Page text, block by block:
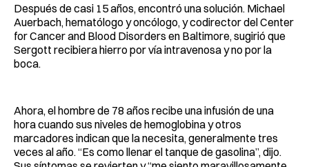
Después de casi 15 años, encontró una solución. Michael
Auerbach, hematólogo y oncólogo, y codirector del Center
for Cancer and Blood Disorders en Baltimore, sugirió que
Sergott recibiera hierro por vía intravenosa y no por la
boca.
Ahora, el hombre de 78 años recibe una infusión de una
hora cuando sus niveles de hemoglobina y otros
marcadores indican que la necesita, generalmente tres
veces al año. “Es como llenar el tanque de gasolina”, dijo.